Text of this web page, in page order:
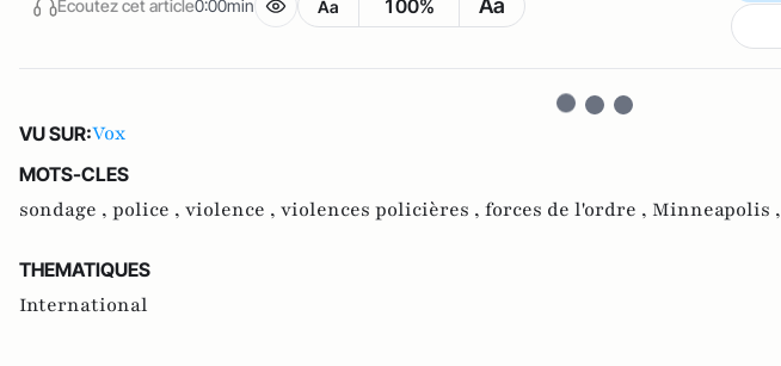
Écoutez cet article0:00min Aa 100% Aa
VU SUR:Vox
MOTS-CLES
sondage , police , violence , violences policières , forces de l'ordre , Minneapolis ,
THEMATIQUES
International